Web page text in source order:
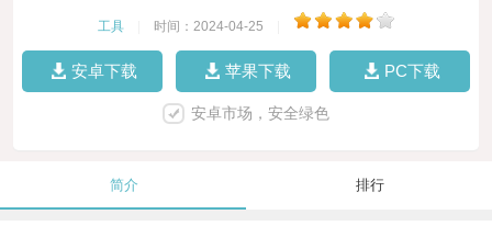
工具 时间：2024-04-25
安卓下载 苹果下载 PC下载
安卓市场，安全绿色
简介 排行